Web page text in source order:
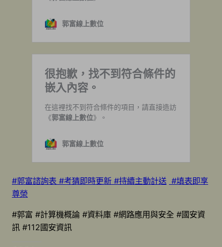
#郭富諮詢表 #考猜即時更新 #持續主動計送 #填表即享
尊榮
#郭富 #計算機概論 #資料庫 #網路應用與安全 #國安資
訊 #112國安資訊